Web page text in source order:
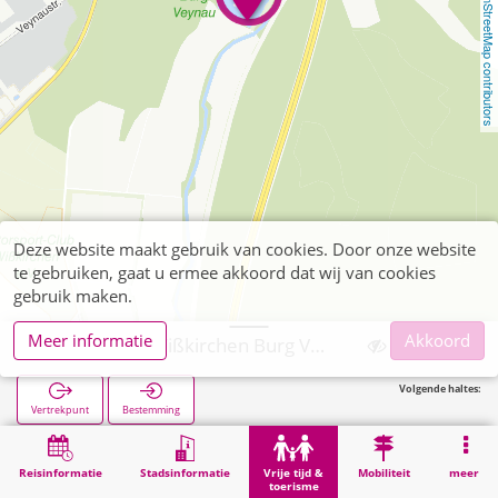
OpenStreetMap contributors
Reisinformatie Stadsinformatie
Vrije tijd &
toerisme
Mobiliteit meer
Vertrekpunt Bestemming
Volgende haltes:
Vrije tijd & toerisme Bezienswaardigheid Euskirchen, Wißkirchen Burg Veynau (POI)
Deze website maakt gebruik van cookies. Door onze website
te gebruiken, gaat u ermee akkoord dat wij van cookies
gebruik maken.
Meer informatie
Akkoord